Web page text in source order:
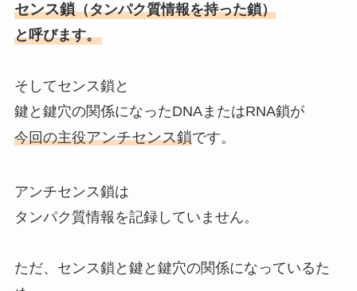
センス鎖（タンパク質情報を持った鎖）
と呼びます。
そしてセンス鎖と
鍵と鍵穴の関係になったDNAまたはRNA鎖が
今回の主役アンチセンス鎖です。
アンチセンス鎖は
タンパク質情報を記録していません。
ただ、センス鎖と鍵と鍵穴の関係になっているた